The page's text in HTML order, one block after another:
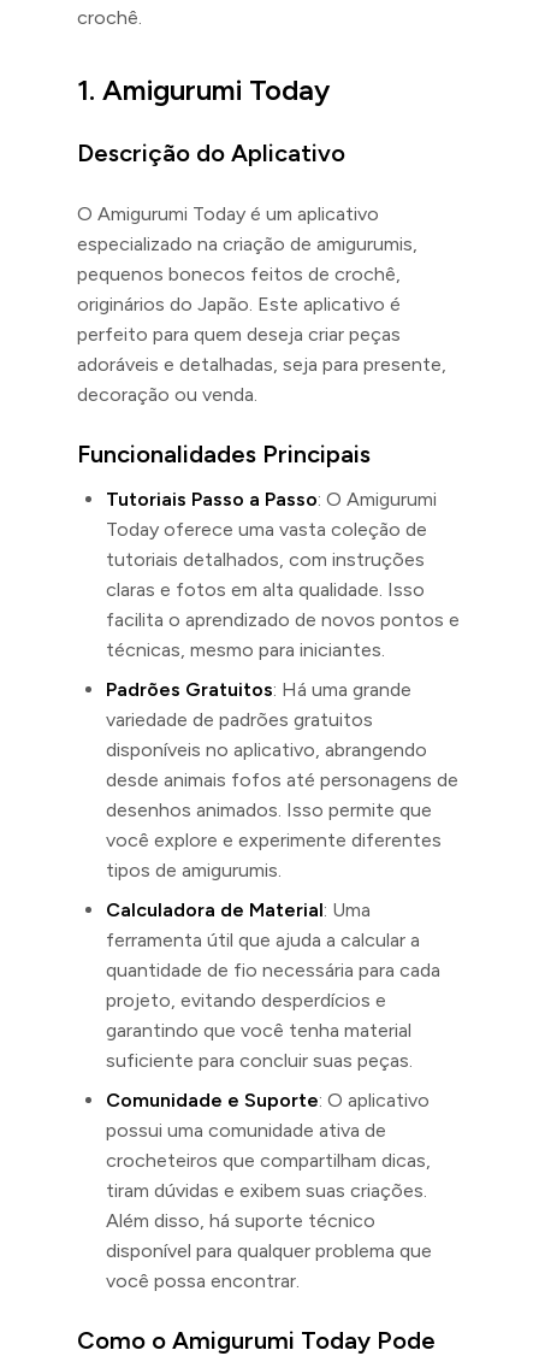
crochê.
1. Amigurumi Today
Descrição do Aplicativo
O Amigurumi Today é um aplicativo
especializado na criação de amigurumis,
pequenos bonecos feitos de crochê,
originários do Japão. Este aplicativo é
perfeito para quem deseja criar peças
adoráveis e detalhadas, seja para presente,
decoração ou venda.
Funcionalidades Principais
Tutoriais Passo a Passo: O Amigurumi
Today oferece uma vasta coleção de
tutoriais detalhados, com instruções
claras e fotos em alta qualidade. Isso
facilita o aprendizado de novos pontos e
técnicas, mesmo para iniciantes.
Padrões Gratuitos: Há uma grande
variedade de padrões gratuitos
disponíveis no aplicativo, abrangendo
desde animais fofos até personagens de
desenhos animados. Isso permite que
você explore e experimente diferentes
tipos de amigurumis.
Calculadora de Material: Uma
ferramenta útil que ajuda a calcular a
quantidade de fio necessária para cada
projeto, evitando desperdícios e
garantindo que você tenha material
suficiente para concluir suas peças.
Comunidade e Suporte: O aplicativo
possui uma comunidade ativa de
crocheteiros que compartilham dicas,
tiram dúvidas e exibem suas criações.
Além disso, há suporte técnico
disponível para qualquer problema que
você possa encontrar.
Como o Amigurumi Today Pode